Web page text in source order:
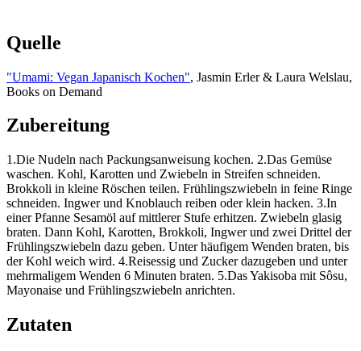
Quelle
"Umami: Vegan Japanisch Kochen", Jasmin Erler & Laura Welslau,
Books on Demand
Zubereitung
1.Die Nudeln nach Packungsanweisung kochen. 2.Das Gemüse
waschen. Kohl, Karotten und Zwiebeln in Streifen schneiden.
Brokkoli in kleine Röschen teilen. Frühlingszwiebeln in feine Ringe
schneiden. Ingwer und Knoblauch reiben oder klein hacken. 3.In
einer Pfanne Sesamöl auf mittlerer Stufe erhitzen. Zwiebeln glasig
braten. Dann Kohl, Karotten, Brokkoli, Ingwer und zwei Drittel der
Frühlingszwiebeln dazu geben. Unter häufigem Wenden braten, bis
der Kohl weich wird. 4.Reisessig und Zucker dazugeben und unter
mehrmaligem Wenden 6 Minuten braten. 5.Das Yakisoba mit Sôsu,
Mayonaise und Frühlingszwiebeln anrichten.
Zutaten